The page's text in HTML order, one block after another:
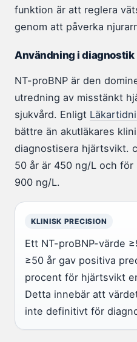
funktion är att reglera
genom att påverka
Användning i diagnostik
NT-proBNP är den
utredning av misstänkt
sjukvård. Enligt
bättre än akutläkares
diagnostisera hjärtsvikt.
50 år är 450 ng/L och
900 ng/L.
KLINISK PRECISION
Ett NT-proBNP-värde
≥50 år gav positiva
procent för hjärtsvikt
Detta innebär att
inte definitivt för